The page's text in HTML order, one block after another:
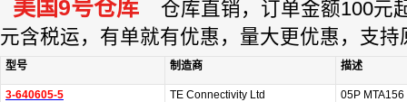
美国9号仓库 仓库直销，订单金额100元
元含税运，有单就有优惠，量大更优惠，支持
型号 制造商 描述
3-640605-5
TE Connectivity Ltd 05P MTA156